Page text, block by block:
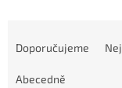
Doporučujeme
Abecedně